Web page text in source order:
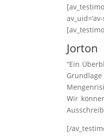
Jorton
“Ein
Wir
[/